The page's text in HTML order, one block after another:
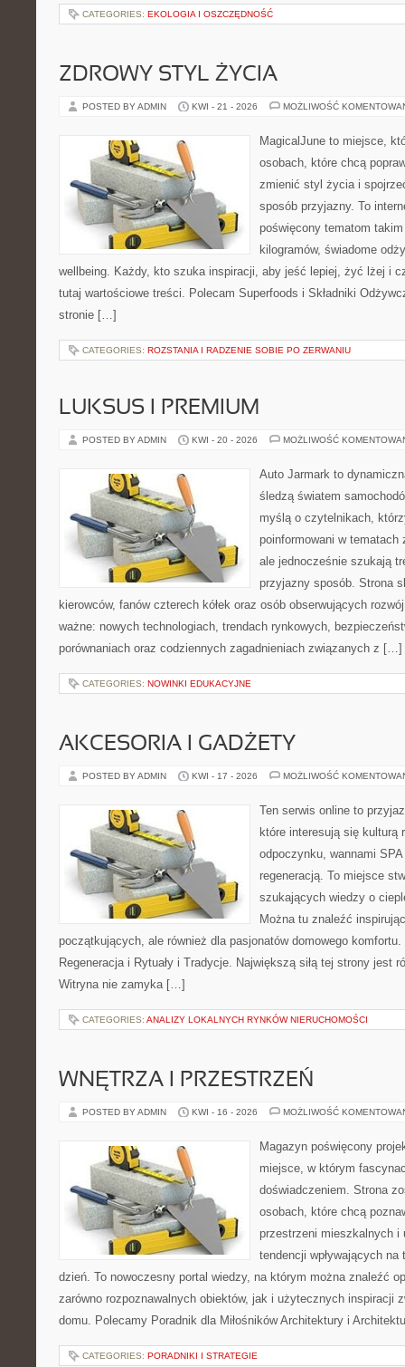
CATEGORIES: EKOLOGIA I OSZCZĘDNOŚĆ
ZDROWY STYL ŻYCIA
POSTED BY ADMIN KWI - 21 - 2026 MOŻLIWOŚĆ
MagicalJune to miejsce,
osobach, które chcą
zmienić styl życia i
sposób przyjazny. To
poświęcony tematom
kilogramów, świadome
wellbeing. Każdy, kto szuka inspiracji, aby jeść lepiej, żyć lżej i
tutaj wartościowe treści. Polecam Superfoods i Składniki
stronie […]
CATEGORIES: ROZSTANIA I RADZENIE SOBIE PO ZERWANIU
LUKSUS I PREMIUM
POSTED BY ADMIN KWI - 20 - 2026 MOŻLIWOŚĆ
Auto Jarmark to
śledzą światem
myślą o czytelnikach,
poinformowani w
ale jednocześnie szukają
przyjazny sposób. Strona
kierowców, fanów czterech kółek oraz osób obserwujących
ważne: nowych technologiach, trendach rynkowych,
porównaniach oraz codziennych zagadnieniach związanych z […]
CATEGORIES: NOWINKI EDUKACYJNE
AKCESORIA I GADŻETY
POSTED BY ADMIN KWI - 17 - 2026 MOŻLIWOŚĆ
Ten serwis online to
które interesują się kulturą
odpoczynku, wannami
regeneracją. To miejsce
szukających wiedzy o
Można tu znaleźć
początkujących, ale również dla pasjonatów domowego
Regeneracja i Rytuały i Tradycje. Największą siłą tej strony jest
Witryna nie zamyka […]
CATEGORIES: ANALIZY LOKALNYCH RYNKÓW NIERUCHOMOŚCI
WNĘTRZA I PRZESTRZEŃ
POSTED BY ADMIN KWI - 16 - 2026 MOŻLIWOŚĆ
Magazyn poświęcony
miejsce, w którym
doświadczeniem. Strona
osobach, które chcą
przestrzeni mieszkalnych i
tendencji wpływających
dzień. To nowoczesny portal wiedzy, na którym można znaleźć
zarówno rozpoznawalnych obiektów, jak i użytecznych inspiracji
domu. Polecamy Poradnik dla Miłośników Architektury i
CATEGORIES: PORADNIKI I STRATEGIE